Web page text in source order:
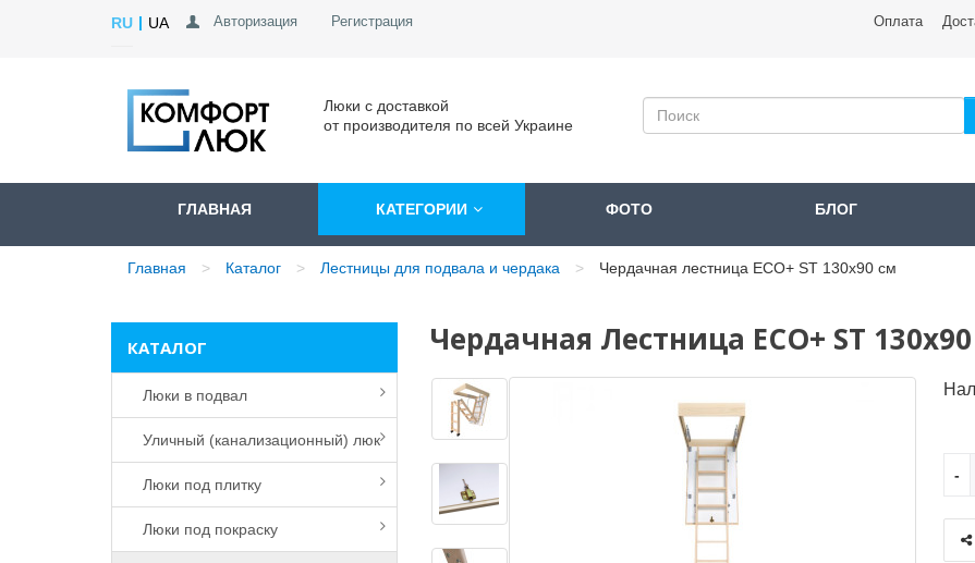
RU UA Авторизация Регистрация Оплата
Люки с доставкой
от производителя по всей Украине
ГЛАВНАЯ КАТЕГОРИИ ФОТО БЛОГ
Главная Каталог Лестницы для подвала и чердака Чердачная лестница ECO+ ST 130x90 см
КАТАЛОГ
Люки в подвал
Уличный (канализационный) люк
Люки под плитку
Люки под покраску
Чердачная Лестница ECO+ ST